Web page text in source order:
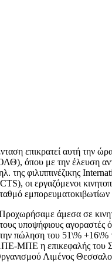
επικρατεί αυτή την
όπου με την έλευση
της φιλιππινέζικης
οι εργαζόμενοι
άμεσα σε
υποψήφιους αγοραστές
πώληση του 51\%
ΜΠΕ η επικεφαλής του
Λιμένος